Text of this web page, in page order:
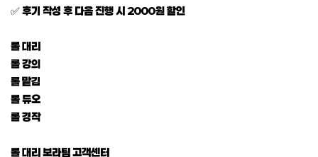
✅ 후기 작성 후 다음 진행 시 2000원 할인
롤 대리
롤 강의
롤 맡김
롤 듀오
롤 경작
롤 대리 보라팀 고객센터